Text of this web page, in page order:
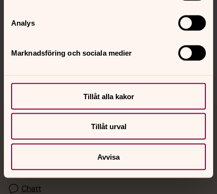
Analys
Marknadsföring och sociala medier
Tillåt alla kakor
Tillåt urval
Avvisa
Sociala kanaler
Jourhavande präst
Akut samtals- och krisstöd. Prata eller chatta anonymt
med en präst på kvällar och nätter.
Chatt